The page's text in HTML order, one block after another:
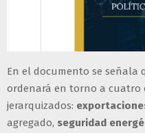
En el documento se señala
ordenará en torno a cuatro
jerarquizados:
agregado, seguridad